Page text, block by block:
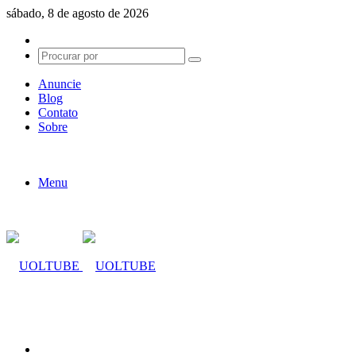
sábado, 8 de agosto de 2026
skin
Procurar
Anuncie
Blog
Contato
Sobre
Menu